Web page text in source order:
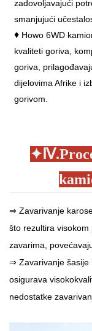
zadovoljavajući
smanjujući
♦ Howo 6WD
kvaliteti goriva,
goriva,
dijelovima Afrike i
gorivom.
✦
⇒ Zavarivanje
što rezultira
zavarima,
⇒ Zavarivanje šasije
osigurava
nedostatke